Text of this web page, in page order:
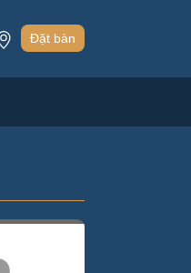
Khuyến Mại
Đặt bàn